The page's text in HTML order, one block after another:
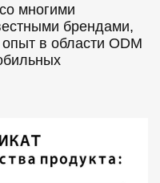
многими
брендами,
в области ODM